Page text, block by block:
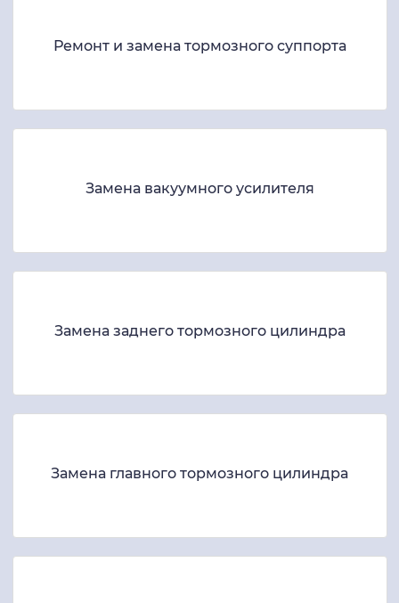
Ремонт и замена тормозного суппорта
Замена вакуумного усилителя
Замена заднего тормозного цилиндра
Замена главного тормозного цилиндра